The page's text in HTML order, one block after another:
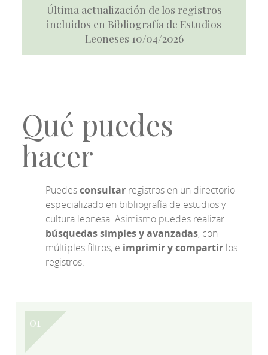
Última actualización de los registros
incluidos en Bibliografía de Estudios
Leoneses 10/04/2026
Qué puedes
hacer
Puedesconsultar registros en un directorio
especializado en bibliografía de estudios y
cultura leonesa. Asimismo puedes realizar
búsquedas simples y avanzadas, con
múltiples filtros, e imprimir y compartir los
registros.